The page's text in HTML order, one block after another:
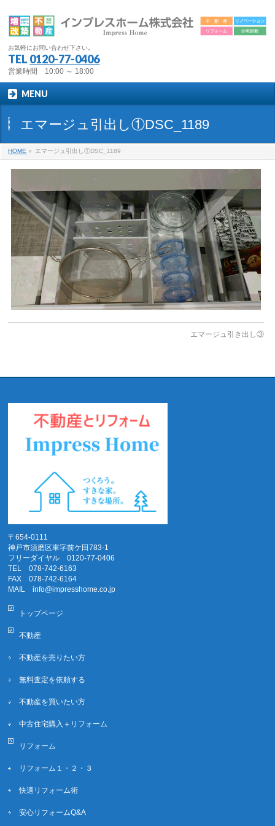
お気軽にお問い合わせ下さい。
TEL 0120-77-0406
営業時間 10:00 ～ 18:00
MENU
エマージュ引出し①DSC_1189
HOME » エマージュ引出し①DSC_1189
エマージュ引き出し③
〒654-0111
神戸市須磨区車字前ケ田783-1
フリーダイヤル 0120-77-0406
TEL 078-742-6163
FAX 078-742-6164
MAIL info@impresshome.co.jp
トップページ
不動産
不動産を売りたい方
無料査定を依頼する
不動産を買いたい方
中古住宅購入＋リフォーム
リフォーム
リフォーム１・２・３
快適リフォーム術
安心リフォームQ&A